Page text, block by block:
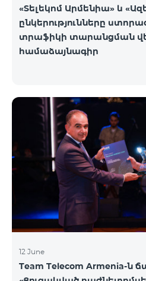
«Տելեկոմ Արմենիա» և
ընկերությունները
տրաֆիկի տարանցման
համաձայնագիր
12 June
Team Telecom Armenia-ն